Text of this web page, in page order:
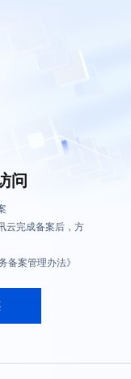
问
云完成备案后，方
备案管理办法》